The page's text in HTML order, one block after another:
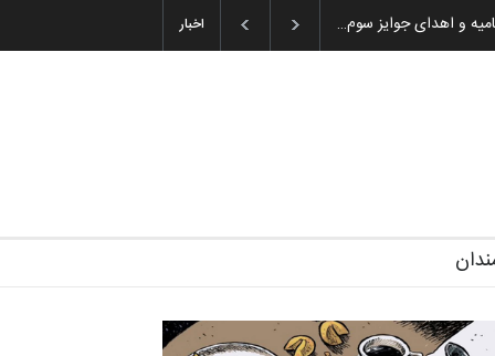
اخبار
گزارش تصویری آیین اختتامیه و اهدای جوایز سوم…